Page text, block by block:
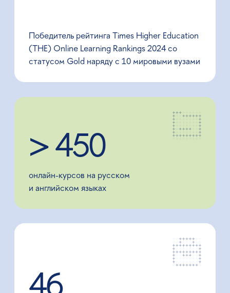
12 лет
показатель трудоустройства
выпускников